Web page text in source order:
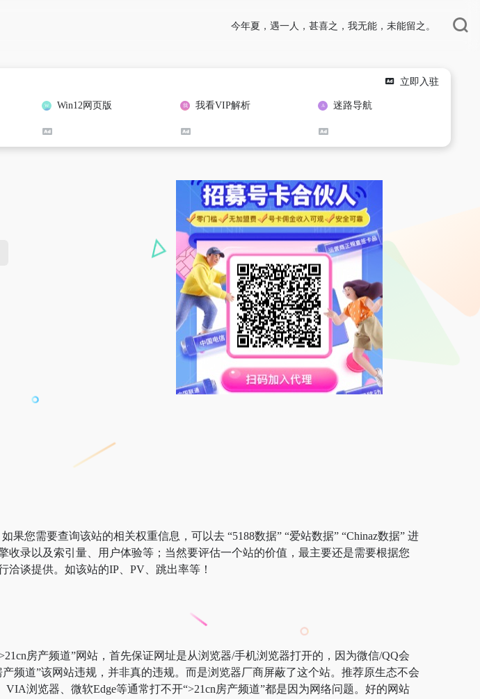
今年夏，遇一人，甚喜之，我无能，未能留之。
立即入驻
Win12网页版 我看VIP解析 迷路导航
如果您需要查询该站的相关权重信息，可以去 “5188数据” “爱站数据” “Chinaz数据” 进
录以及索引量、用户体验等；当然要评估一个站的价值，最主要还是需要根据您
洽谈提供。如该站的IP、PV、跳出率等！
房产频道”网站，首先保证网址是从浏览器/手机浏览器打开的，因为微信/QQ会
频道”该网站违规，并非真的违规。而是浏览器厂商屏蔽了这个站。推荐原生态不会
浏览器、微软Edge等通常打不开“>21cn房产频道”都是因为网络问题。好的网站